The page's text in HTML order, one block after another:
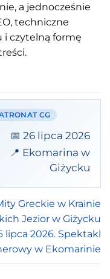
a jednocześnie
techniczne
i czytelną formę
CG
📅 26 lipca 2026
📍 Ekomarina w
Giżycku
Greckie w Krainie
Jezior w Giżycku
lipca 2026. Spektakl
w Ekomarinie